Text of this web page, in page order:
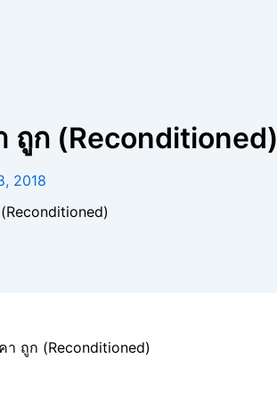
ถูก (Reconditioned)
2018
า ถูก (Reconditioned)